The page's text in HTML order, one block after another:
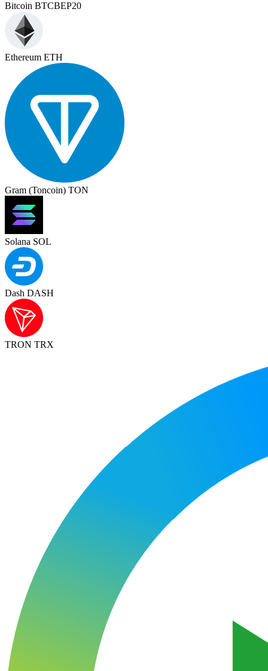
Bitcoin BTCBEP20
Ethereum ETH
Gram (Toncoin) TON
Solana SOL
Dash DASH
TRON TRX